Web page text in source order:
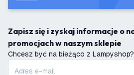
Zapisz się i zyskaj informacje o nowościach i
promocjach w naszym sklepie
Chcesz być na bieżąco z Lampyshop?